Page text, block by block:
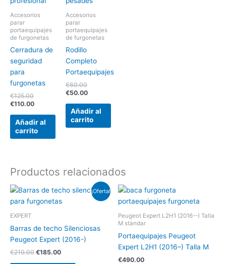
Accesorios
parar
portaequipajes
de furgonetas
Cerradura de
seguridad
para
furgonetas
€125.00
€110.00
Añadir al
carrito
Accesorios
parar
portaequipajes
de furgonetas
Rodillo
Completo
Portaequipajes
€60.00
€50.00
Añadir al
carrito
Productos relacionados
¡Oferta!
EXPERT
Barras de techo Silenciosas
Peugeot Expert (2016-)
€210.00
El
original
€185.00
El
actual
Peugeot Expert L2H1 (2016--) Talla
M standar
Portaequipajes Peugeot
Expert L2H1 (2016–) Talla M
€490.00